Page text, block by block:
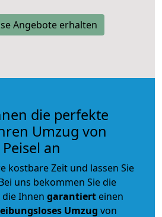
Angebote erhalten
die perfekte
Umzug von
an
kostbare Zeit und lassen Sie
uns bekommen Sie die
die Ihnen garantiert einen
Umzug von